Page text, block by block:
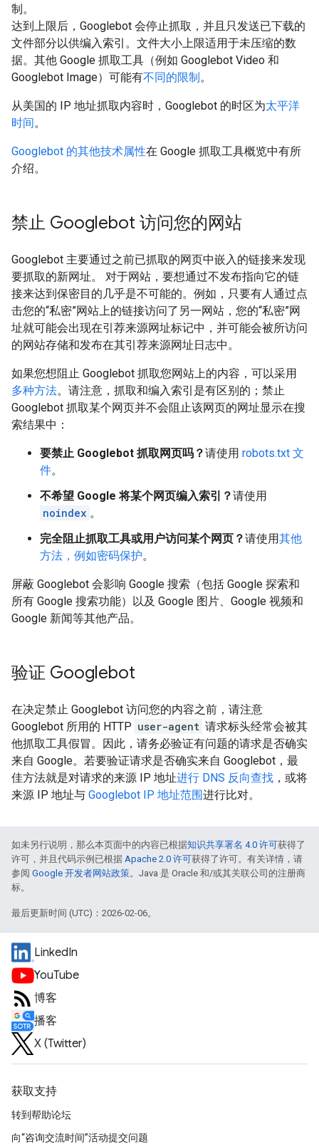
制。
达到上限后，Googlebot 会停止抓取，并且只发送已下载的
文件部分以供编入索引。文件大小上限适用于未压缩的数
据。其他 Google 抓取工具（例如 Googlebot Video 和
Googlebot Image）可能有不同的限制。
从美国的 IP 地址抓取内容时，Googlebot 的时区为太平洋
时间。
Googlebot 的其他技术属性在 Google 抓取工具概览中有所
介绍。
禁止 Googlebot 访问您的网站
Googlebot 主要通过之前已抓取的网页中嵌入的链接来发现
要抓取的新网址。 对于网站，要想通过不发布指向它的链
接来达到保密目的几乎是不可能的。例如，只要有人通过点
击您的“私密”网站上的链接访问了另一网站，您的“私密”网
址就可能会出现在引荐来源网址标记中，并可能会被所访问
的网站存储和发布在其引荐来源网址日志中。
如果您想阻止 Googlebot 抓取您网站上的内容，可以采用
多种方法。请注意，抓取和编入索引是有区别的； 禁止
Googlebot 抓取某个网页并不会阻止该网页的网址显示在搜
索结果中：
要禁止 Googlebot 抓取网页吗？请使用 robots.txt 文
件。
不希望 Google 将某个网页编入索引？请使用
noindex 。
完全阻止抓取工具或用户访问某个网页？请使用其他
方法，例如密码保护。
屏蔽 Googlebot 会影响 Google 搜索（包括 Google 探索和
所有 Google 搜索功能）以及 Google 图片、Google 视频和
Google 新闻等其他产品。
验证 Googlebot
在决定禁止 Googlebot 访问您的内容之前，请注意
Googlebot 所用的 HTTP user-agent 请求标头经常会被其
他抓取工具假冒。因此，请务必验证有问题的请求是否确实
来自 Google。若要验证请求是否确实来自 Googlebot，最
佳方法就是对请求的来源 IP 地址进行 DNS 反向查找 ，或将
来源 IP 地址与 Googlebot IP 地址范围进行比对。
如未另行说明，那么本页面中的内容已根据知识共享署名 4.0 许可获得了
许可，并且代码示例已根据 Apache 2.0 许可获得了许可。有关详情，请
参阅 Google 开发者网站政策。Java 是 Oracle 和/或其关联公司的注册商
标。
最后更新时间 (UTC)：2026-02-06。
LinkedIn
YouTube
博客
播客
X (Twitter)
获取支持
转到帮助论坛
向“咨询交流时间”活动提交问题